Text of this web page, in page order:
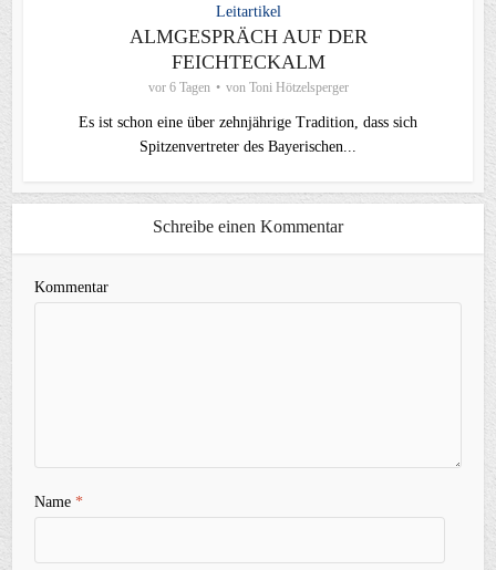
Leitartikel
ALMGESPRÄCH AUF DER
FEICHTECKALM
vor 6 Tagen von Toni Hötzelsperger
Es ist schon eine über zehnjährige Tradition, dass sich
Spitzenvertreter des Bayerischen...
Schreibe einen Kommentar
Kommentar
Name*